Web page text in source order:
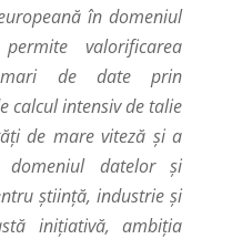
în domeniul
valorificarea
mari de date prin
calcul intensiv de talie
de mare viteză și a
datelor și
știință, industrie și
inițiativă, ambiția